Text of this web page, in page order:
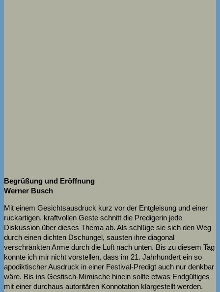
Begrüßung und Eröffnung
Werner Busch
Mit einem Gesichtsausdruck kurz vor der Entgleisung und einer
ruckartigen, kraftvollen Geste schnitt die Predigerin jede
Diskussion über dieses Thema ab. Als schlüge sie sich den Weg
durch einen dichten Dschungel, sausten ihre diagonal
verschränkten Arme durch die Luft nach unten. Bis zu diesem Tag
konnte ich mir nicht vorstellen, dass im 21. Jahrhundert ein so
apodiktischer Ausdruck in einer Festival-Predigt auch nur denkbar
wäre. Bis ins Gestisch-Mimische hinein sollte etwas Endgültiges
mit einer durchaus autoritären Konnotation klargestellt werden.